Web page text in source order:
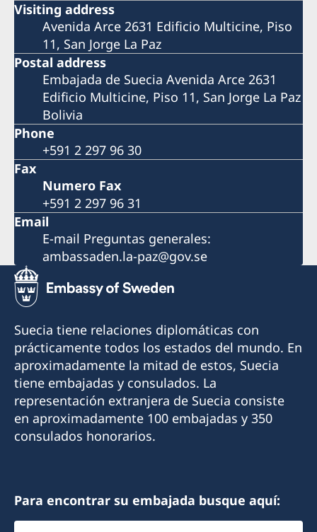
Visiting address
Avenida Arce 2631 Edificio Multicine, Piso
11, San Jorge La Paz
Postal address
Embajada de Suecia Avenida Arce 2631
Edificio Multicine, Piso 11, San Jorge La Paz
Bolivia
Phone
+591 2 297 96 30
Fax
Numero Fax
+591 2 297 96 31
Email
E-mail Preguntas generales:
ambassaden.la-paz@gov.se
Suecia tiene relaciones diplomáticas con
prácticamente todos los estados del mundo. En
aproximadamente la mitad de estos, Suecia
tiene embajadas y consulados. La
representación extranjera de Suecia consiste
en aproximadamente 100 embajadas y 350
consulados honorarios.
Para encontrar su embajada busque aquí: